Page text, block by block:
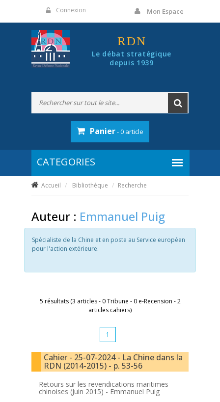
Connexion Mon Espace
RDN
Le débat stratégique
depuis 1939
Panier- 0 article
Accueil Bibliothèque Recherche
Auteur : Emmanuel Puig
Spécialiste de la Chine et en poste au Service européen
pour l'action extérieure.
5 résultats (3 articles - 0 Tribune - 0 e-Recension - 2
articles cahiers)
1
Cahier - 25-07-2024 - La Chine dans la
RDN (2014-2015) - p. 53-56
Retours sur les revendications maritimes
chinoises (Juin 2015) - Emmanuel Puig